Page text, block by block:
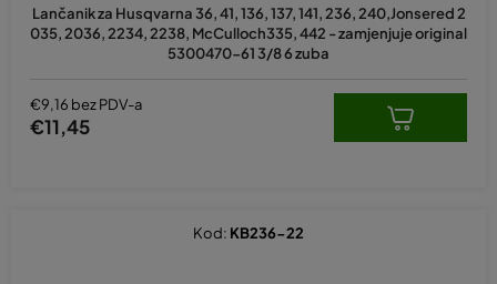
Lančanik za Husqvarna 36, 41, 136, 137, 141, 236, 240,Jonsered 2
035, 2036, 2234, 2238, McCulloch335, 442 - zamjenjuje original
5300470-61 3/8 6 zuba
proizvoda
je
5,0
€9,16 bez PDV-a
€11,45
Kod: KB236-22